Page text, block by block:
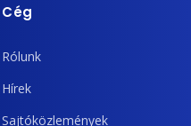
Cég
Rólunk
Hírek
Sajtóközlemények